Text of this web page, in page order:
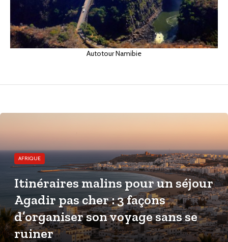
Autotour Namibie
AFRIQUE
Itinéraires malins pour un séjour
Agadir pas cher : 3 façons
d’organiser son voyage sans se
ruiner